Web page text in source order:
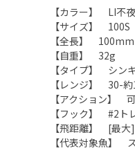
【カラー】 LI不
【サイズ】 100S
【全長】 100mm
【自重】 32g
【タイプ】 シン
【レンジ】 30-
【アクション】
【フック】 #2ト
【飛距離】 [最
【代表対象魚】